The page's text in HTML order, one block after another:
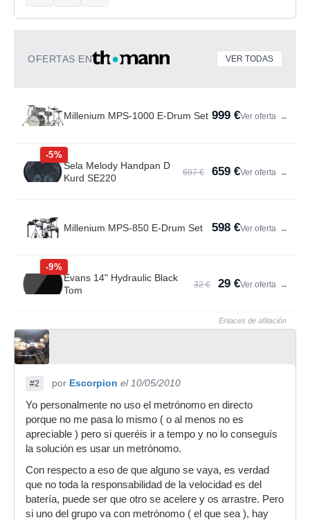
OFERTAS EN VER TODAS
Millenium MPS-1000 E-Drum Set 999 €Ver oferta →
-5%
Sela Melody Handpan D
Kurd SE220
697 € 659 €Ver oferta →
Millenium MPS-850 E-Drum Set 598 €Ver oferta →
-9%
Evans 14" Hydraulic Black
Tom
32 € 29 €Ver oferta →
Enlaces de afiliación
#2 por Escorpion el 10/05/2010
Yo personalmente no uso el metrónomo en directo
porque no me pasa lo mismo ( o al menos no es
apreciable ) pero si queréis ir a tempo y no lo conseguís
la solución es usar un metrónomo.
Con respecto a eso de que alguno se vaya, es verdad
que no toda la responsabilidad de la velocidad es del
batería, puede ser que otro se acelere y os arrastre. Pero
si uno del grupo va con metrónomo ( el que sea ), hay